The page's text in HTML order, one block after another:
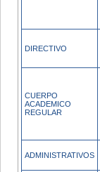
DIRECTIVO
CUERPO
ACADEMICO
REGULAR
ADMINISTRATIVOS